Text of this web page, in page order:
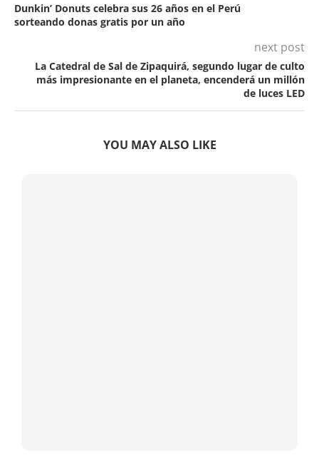
Dunkin’ Donuts celebra sus 26 años en el Perú
sorteando donas gratis por un año
next post
La Catedral de Sal de Zipaquirá, segundo lugar de culto
más impresionante en el planeta, encenderá un millón
de luces LED
YOU MAY ALSO LIKE